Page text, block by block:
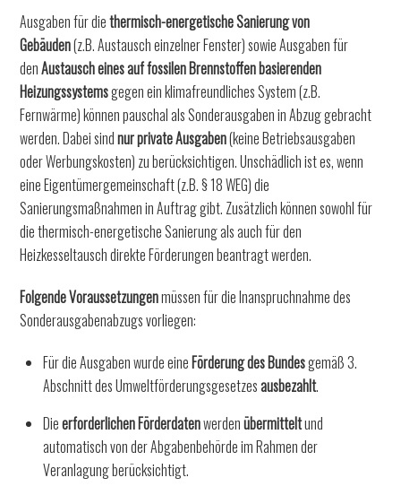
Ausgaben für diethermisch-energetische Sanierung von
Gebäuden(z.B. Austausch einzelner Fenster) sowie Ausgaben für
denAustausch eines auf fossilen Brennstoffen basierenden
Heizungssystemsgegen ein klimafreundliches System (z.B.
Fernwärme) können pauschal als Sonderausgaben in Abzug gebracht
werden. Dabei sindnur private Ausgaben(keine Betriebsausgaben
oder Werbungskosten) zu berücksichtigen. Unschädlich ist es, wenn
eine Eigentümergemeinschaft (z.B. § 18 WEG) die
Sanierungsmaßnahmen in Auftrag gibt. Zusätzlich können sowohl für
die thermisch-energetische Sanierung als auch für den
Heizkesseltausch direkte Förderungen beantragt werden.
Folgende Voraussetzungenmüssen für die Inanspruchnahme des
Sonderausgabenabzugs vorliegen:
Für die Ausgaben wurde eineFörderung des Bundesgemäß 3.
Abschnitt des Umweltförderungsgesetzesausbezahlt.
Dieerforderlichen Förderdatenwerdenübermitteltund
automatisch von der Abgabenbehörde im Rahmen der
Veranlagung berücksichtigt.